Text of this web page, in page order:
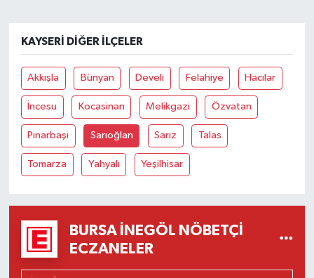
KAYSERI DIĞER İLÇELER
Akkışla Bünyan Develi Felahiye Hacılar
İncesu Kocasinan Melikgazi Özvatan
Pınarbaşı Sarıoğlan Sarız Talas
Tomarza Yahyalı Yeşilhisar
BURSA İNEGÖL NÖBETÇI
ECZANELER